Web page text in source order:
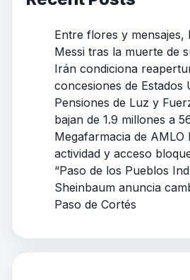
Entre flores y mensajes,
Messi tras la muerte de
Irán condiciona
concesiones de Estados
Pensiones de Luz y
bajan de 1.9 millones a
Megafarmacia de
actividad y acceso
“Paso de los Pueblos
Sheinbaum anuncia
Paso de Cortés